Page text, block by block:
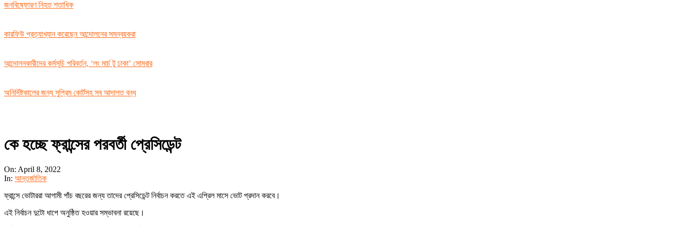
জনবিষ্ফোরণ নিহত শতাধিক
কারফিউ প্রত্যাখ্যান করেছেন আন্দোলনের সমন্বয়করা
আন্দোলনকারীদের কর্মসূচি পরিবর্তন, ‘লং মার্চ টু ঢাকা’ সোমবার
অনির্দিষ্টকালের জন্য সুপ্রিম কোর্টসহ সব আদালত বন্ধ
কে হচ্ছে ফ্রান্সের পরবর্তী প্রেসিডেন্ট
On: April 8, 2022
In: আন্তর্জাতিক
ফ্রান্সে ভোটাররা আগামী পাঁচ বছরের জন্য তাদের প্রেসিডেন্ট নির্বাচন করতে এই এপ্রিল মাসে ভোট প্রদান করবে।
এই নির্বাচন দুটো ধাপে অনুষ্ঠিত হওয়ার সম্ভাবনা রয়েছে।